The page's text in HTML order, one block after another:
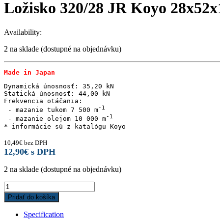
Ložisko 320/28 JR Koyo
Availability:
2 na sklade (dostupné na objednávku)
Made in Japan
Dynamická únosnosť: 35,20 kN
Statická únosnosť: 44,00 kN
Frekvencia otáčania:
- mazanie tukom 7 500 m
- mazanie olejom 10 000 m
10,49€ bez DPH
12,90€ s DPH
2 na sklade (dostupné na objednávku)
Ložisko
320/28
JR
Koyo
Pridať do košíka
Specification